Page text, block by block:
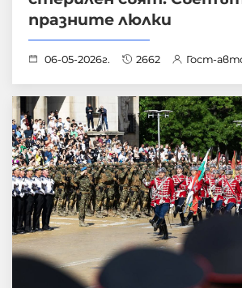
празните люлки
06-05-2026г. 2662 Гост-